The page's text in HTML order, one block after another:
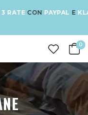
CONPAYPALE
0